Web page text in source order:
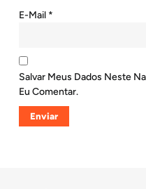
E-Mail *
Salvar Meus Dados Neste
Eu Comentar.